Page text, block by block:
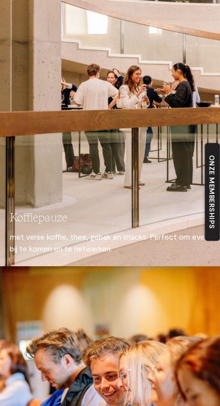
Koffiepauze
met verse koffie, thee, gebak en snacks. Perfect om even
bij te komen en te netwerken.
ONZE MEMBERSHIPS